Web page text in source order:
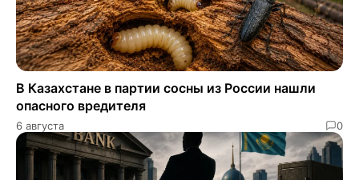
В Казахстане в партии сосны из России нашли
опасного вредителя
6 августа 0